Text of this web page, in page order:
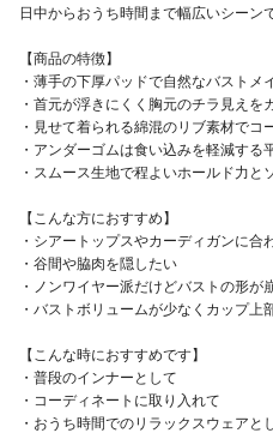
日中からおうち時間まで幅広いシーン
【商品の特徴】
・薄手の下厚パッドで自然なバストメ
・首元が浮きにくく胸元のチラ見えを
・見せて着られる綿混のリブ素材で
・アンダーゴムは食い込みを軽減する
・スムース生地で程よいホールド力と
【こんな方におすすめ】
・シアートップスやカーディガンに合
・谷間や脇肉を隠したい
・ノンワイヤー派だけどバストの形が
・バストボリュームが少なくカップ上
【こんな時におすすめです】
・普段のインナーとして
・コーディネートに取り入れて
・おうち時間でのリラックスウェアと